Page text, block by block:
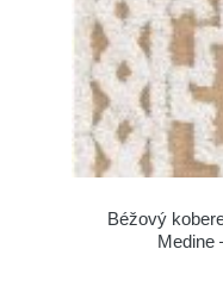
Béžový
Medine